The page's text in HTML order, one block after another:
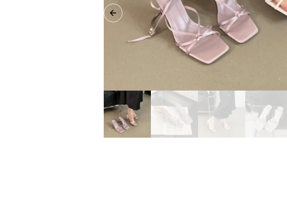
Previous slide